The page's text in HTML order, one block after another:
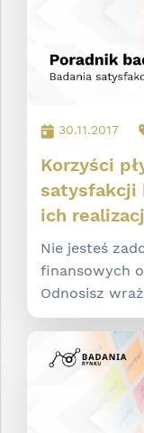
30.11.2017
Korzyści
satysfakcji
ich
Nie jesteś
finansowych
Odnosisz